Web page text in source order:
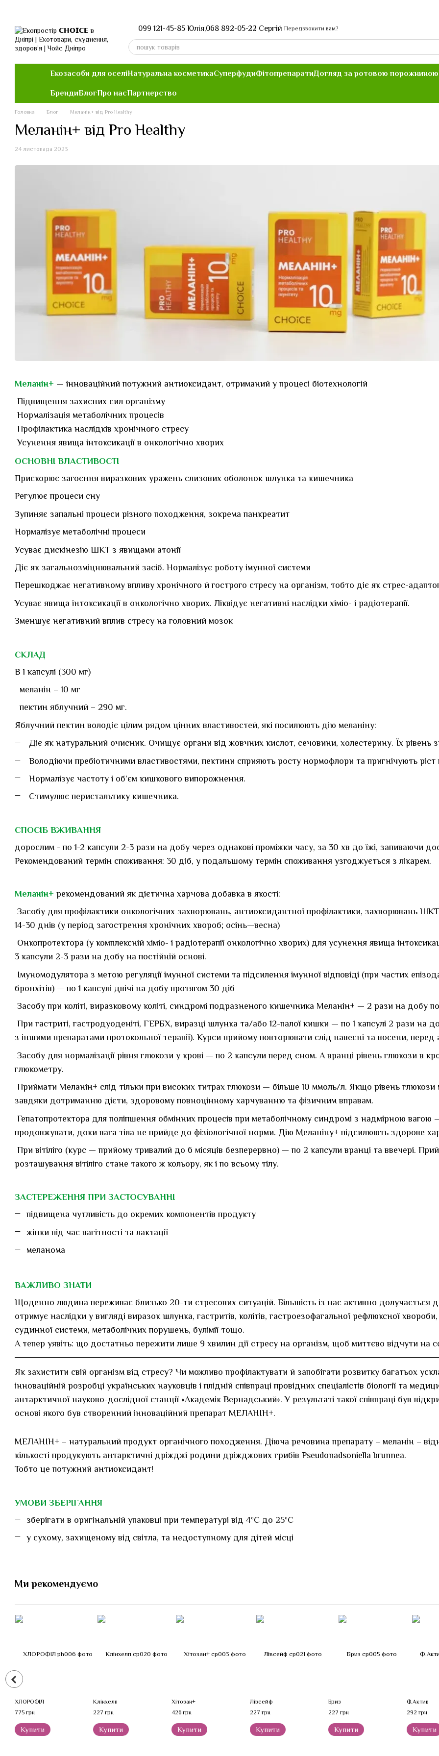
099 121-45-85 Юлія,068 892-05-22 Сергій Передзвонити вам?
Екозасоби для оселіНатуральна косметикаСуперфудиФітопрепаратиДогляд за ротовою порожниною
БрендиБлогПро насПартнерство
Головна Блог Меланін+ від Pro Healthy
Меланін+ від Pro Healthy
24 листопада 2023
Меланін+ — інноваційний потужний антиоксидант, отриманий у процесі біотехнологій
Підвищення захисних сил організму
Нормалізація метаболічних процесів
Профілактика наслідків хронічного стресу
Усунення явища інтоксикації в онкологічно хворих
ОСНОВНІ ВЛАСТИВОСТІ
Прискорює загоєння виразкових уражень слизових оболонок шлунка та кишечника
Регулює процеси сну
Зупиняє запальні процеси різного походження, зокрема панкреатит
Нормалізує метаболічні процеси
Усуває дискінезію ШКТ з явищами атонії
Діє як загальнозміцнювальний засіб. Нормалізує роботу імунної системи
Перешкоджає негативному впливу хронічного й гострого стресу на організм, тобто діє як стрес-
Усуває явища інтоксикації в онкологічно хворих. Ліквідує негативні наслідки хіміо- і радіотерапії.
Зменшує негативний вплив стресу на головний мозок
СКЛАД
В 1 капсулі (300 мг)
меланiн – 10 мг
пектин яблучний – 290 мг.
Яблучний пектин володіє цілим рядом цінних властивостей, які посилюють дію меланіну:
Діє як натуральний очисник. Очищує органи від жовчних кислот, сечовини, холестерину. Їх рівень
Володіючи пребіотичними властивостями, пектини сприяють росту нормофлори та пригнічують ріст
Нормалізує частоту і об’єм кишкового випорожнення.
Стимулює перистальтику кишечника.
СПОСІБ ВЖИВАННЯ
дорослим - по 1-2 капсули 2-3 рази на добу через однакові проміжки часу, за 30 хв до їжі, запиваючи
Рекомендований термін споживання: 30 діб, у подальшому термін споживання узгоджується з лікарем.
Меланін+ рекомендований як дієтична харчова добавка в якості:
Засобу для профілактики онкологічних захворювань, антиоксидантної профілактики, захворювань
14-30 днів (у період загострення хронічних хвороб; осінь—весна)
Онкопротектора (у комплексній хіміо- і радіотерапії онкологічно хворих) для усунення явища
3 капсули 2-3 рази на добу на постійній основі.
Імуномодулятора з метою регуляції імунної системи та підсилення імунної відповіді (при частих
бронхітів) — по 1 капсулі двічі на добу протягом 30 діб
Засобу при коліті, виразковому коліті, синдромі подразненого кишечника Меланін+ — 2 рази на добу
При гастриті, гастродуоденіті, ГЕРБХ, виразці шлунка та/або 12-палої кишки — по 1 капсулі 2 рази на
з іншими препаратами протокольної терапії). Курси прийому повторювати слід навесні та восени,
Засобу для нормалізації рівня глюкози у крові — по 2 капсули перед сном. А вранці рівень глюкози в
глюкометру.
Приймати Меланін+ слід тільки при високих титрах глюкози — більше 10 ммоль/л. Якщо рівень
завдяки дотриманню дієти, здоровому повноцінному харчуванню та фізичним вправам.
Гепатопротектора для поліпшення обмінних процесів при метаболічному синдромі з надмірною вагою
продовжувати, доки вага тіла не прийде до фізіологічної норми. Дію Меланіну+ підсилюють здорове
При вітіліго (курс — прийому тривалий до 6 місяців безперервно) — по 2 капсули вранці та ввечері.
розташування вітіліго стане такого ж кольору, як і по всьому тілу.
ЗАСТЕРЕЖЕННЯ ПРИ ЗАСТОСУВАННІ
підвищена чутливість до окремих компонентів продукту
жінки під час вагітності та лактації
меланома
ВАЖЛИВО ЗНАТИ
Щоденно людина переживає близько 20-ти стресових ситуацій. Більшість із нас активно долучається
отримує наслідки у вигляді виразок шлунка, гастритів, колітів, гастроезофагальної рефлюксної
судинної системи, метаболічних порушень, булімії тощо.
А тепер уявіть: що достатньо пережити лише 9 хвилин дії стресу на організм, щоб миттєво відчути на
Як захистити свій організм від стресу? Чи можливо профілактувати й запобігати розвитку багатьох
інноваційній розробці українських науковців і плідній співпраці провідних спеціалістів біології та
антарктичної науково-дослідної станції «Академік Вернадський». У результаті такої співпраці був
основі якого був створенний інноваційний препарат МЕЛАНІН+.
МЕЛАНІН+ – натуральний продукт органічного походження. Діюча речовина препарату – меланін –
кількості продукують антарктичні дріжджі родини дріжджових грибів Pseudonadsoniella brunnea.
Тобто це потужний антиоксидант!
УМОВИ ЗБЕРІГАННЯ
зберігати в оригінальній упаковці при температурі від 4ºС до 25ºС
у сухому, захищеному від світла, та недоступному для дітей місці
Ми рекомендуємо
ХЛОРОФІЛ
775 грн
Купити
Клінхелп
227 грн
Купити
Хітозан+
426 грн
Купити
Лівсейф
227 грн
Купити
Бриз
227 грн
Купити
Ф.Актив
292 грн
Купити